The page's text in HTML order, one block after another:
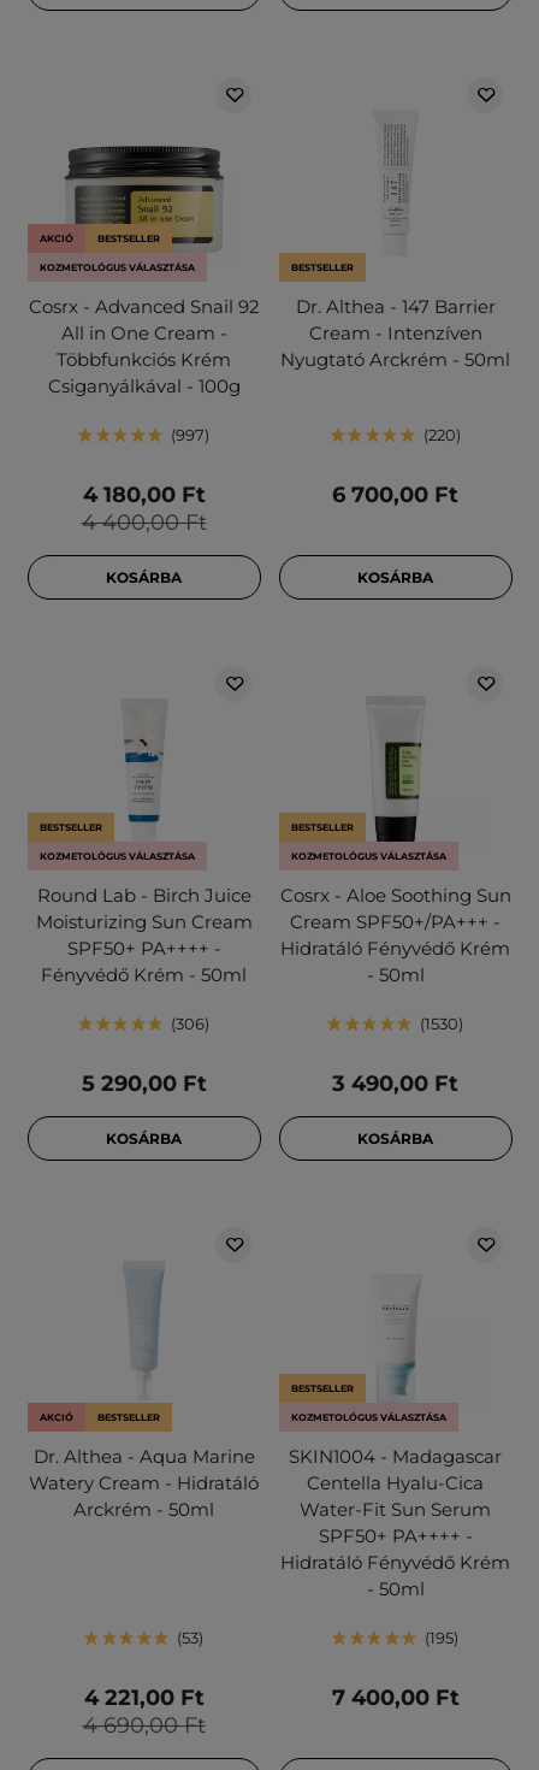
AKCIÓ BESTSELLER
KOZMETOLÓGUS VÁLASZTÁSA
Cosrx - Advanced Snail 92
All in One Cream -
Többfunkciós Krém
Csiganyálkával - 100g
997
4 400,00 Ft
4 180,00 Ft
KOSÁRBA
BESTSELLER
Dr. Althea - 147 Barrier
Cream - Intenzíven
Nyugtató Arckrém - 50ml
220
6 700,00 Ft
KOSÁRBA
BESTSELLER
KOZMETOLÓGUS VÁLASZTÁSA
Round Lab - Birch Juice
Moisturizing Sun Cream
SPF50+ PA++++ -
Fényvédő Krém - 50ml
306
5 290,00 Ft
KOSÁRBA
BESTSELLER
KOZMETOLÓGUS VÁLASZTÁSA
Cosrx - Aloe Soothing Sun
Cream SPF50+/PA+++ -
Hidratáló Fényvédő Krém
- 50ml
1530
3 490,00 Ft
KOSÁRBA
AKCIÓ BESTSELLER
Dr. Althea - Aqua Marine
Watery Cream - Hidratáló
Arckrém - 50ml
53
4 690,00 Ft
4 221,00 Ft
BESTSELLER
KOZMETOLÓGUS VÁLASZTÁSA
SKIN1004 - Madagascar
Centella Hyalu-Cica
Water-Fit Sun Serum
SPF50+ PA++++ -
Hidratáló Fényvédő Krém
- 50ml
195
7 400,00 Ft